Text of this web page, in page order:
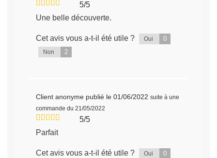
5/5
Une belle découverte.
Cet avis vous a-t-il été utile ? Oui 0
Non 2
Client anonyme publié le 01/06/2022 suite à une
commande du 21/05/2022
5/5
Parfait
Cet avis vous a-t-il été utile ? Oui 0